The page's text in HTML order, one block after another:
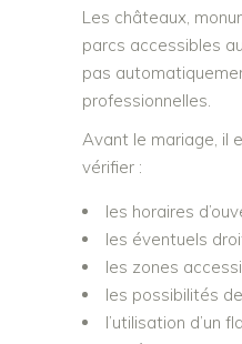
Les châteaux,
parcs accessibles
pas
professionnelles.
Avant le mariage, il
vérifier :
les horaires
les éventuels
les zones
les possibilités
l’utilisation d’un